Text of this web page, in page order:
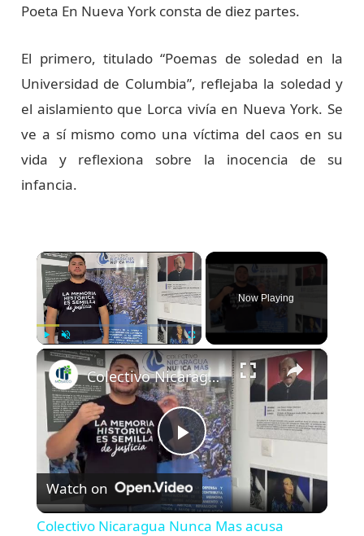
Poeta En Nueva York consta de diez partes.
El primero, titulado “Poemas de soledad en la
Universidad de Columbia”, reflejaba la soledad y
el aislamiento que Lorca vivía en Nueva York. Se
ve a sí mismo como una víctima del caos en su
vida y reflexiona sobre la inocencia de su
infancia.
×
Play Unmute Fullscreen
Now Playing
×
P
l
Colectivo Nicaragua Nunca Mas acusa asesinato de Brooklyn Rivera
Watch on
Colectivo Nicaragua Nunca Mas acusa